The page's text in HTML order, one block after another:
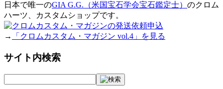
日本で唯一のGIA G.G.（米国宝石学会宝石鑑定士） のクロム
ハーツ、カスタムショップです。
→ 「クロムカスタム・マガジン vol.4」を見る
サイト内検索